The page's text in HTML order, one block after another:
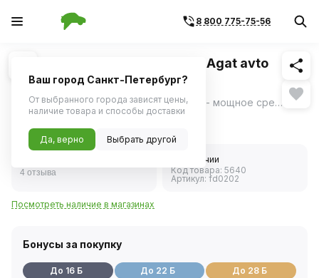
8 800 775-75-56
1/1 Похожие
Очиститель битумных пятен Agat avto
триггер 500мл
Очиститель битумных пятен Agat avto - мощное средство специально разработано для эффективного удаления самых стойких дорожных загрязнений, с которыми не справляются обычные шампуни. ещё
4 отзыва
В наличии
Код товара: 5640
Артикул: fd0202
Посмотреть наличие в магазинах
Бонусы за покупку
До 16 Б
До 22 Б
До 28 Б
Ваш город Санкт-Петербург?
От выбранного города зависят цены,
наличие товара и способы доставки
Да, верно Выбрать другой